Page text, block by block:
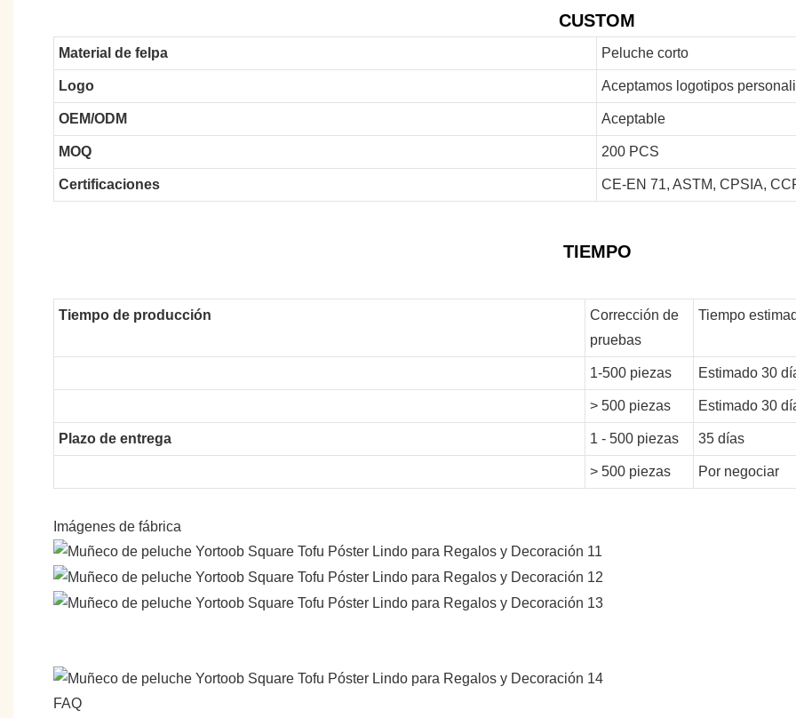
CUSTOM
Material de felpa Peluche corto
Logo Aceptamos logotipos
OEM/ODM Aceptable
MOQ 200 PCS
Certificaciones CE-EN 71, ASTM, CPSIA,
TIEMPO
Tiempo de producción
Corrección de
pruebas
Tiempo
1-500 piezas Estimado 30
> 500 piezas Estimado 30
Plazo de entrega 1 - 500 piezas 35 días
> 500 piezas Por negociar
Imágenes de fábrica
FAQ